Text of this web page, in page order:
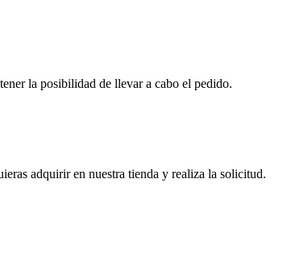
la posibilidad de llevar a cabo el pedido.
adquirir en nuestra tienda y realiza la solicitud.